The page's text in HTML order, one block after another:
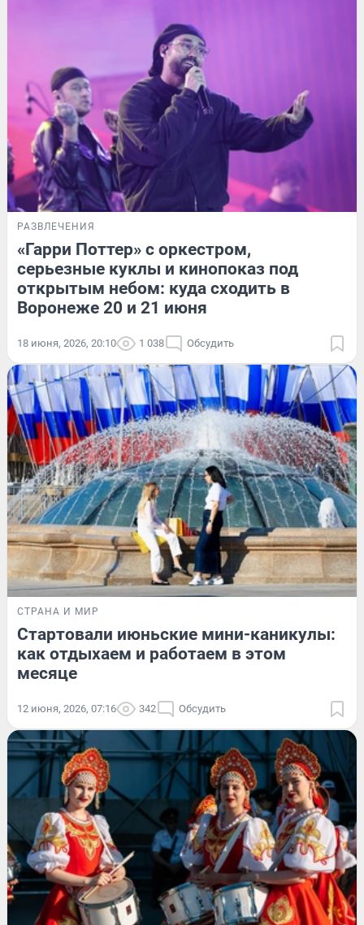
РАЗВЛЕЧЕНИЯ
«Гарри Поттер» с оркестром,
серьезные куклы и кинопоказ под
открытым небом: куда сходить в
Воронеже 20 и 21 июня
18 июня, 2026, 20:10 1 038 Обсудить
СТРАНА И МИР
Стартовали июньские мини-каникулы:
как отдыхаем и работаем в этом
месяце
12 июня, 2026, 07:16 342 Обсудить